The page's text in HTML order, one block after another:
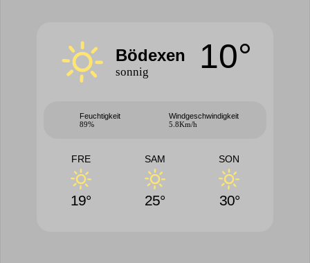
Bödexen
sonnig 10°
Feuchtigkeit
89%
Windgeschwindigkeit
5.8Km/h
FRE
19°
SAM
25°
SON
30°